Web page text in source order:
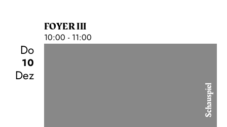
FOYER III
10:00 - 11:00
Do
10
Dez
Schauspiel